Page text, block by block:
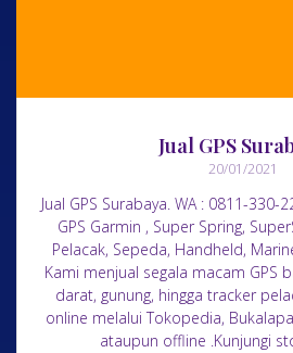
Jual GPS
20/01/2021
Jual GPS Surabaya. WA : 0811-330-
GPS Garmin , Super Spring,
Pelacak, Sepeda, Handheld,
Kami menjual segala macam GPS
darat, gunung, hingga tracker
online melalui Tokopedia,
ataupun offline .Kunjungi